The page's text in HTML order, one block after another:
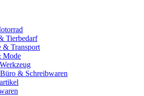
Tierbedarf
& Transport
Mode
& Schreibwaren